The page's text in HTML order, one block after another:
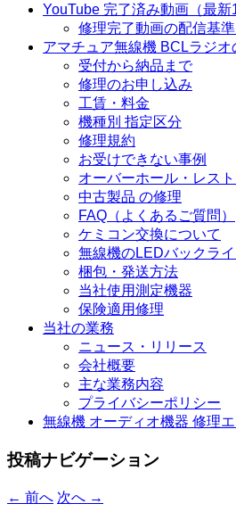
YouTube 完了済み動画（最新
修理完了動画の配信基
アマチュア無線機 BCLラジオ
受付から納品まで
修理のお申し込み
工賃・料金
機種別 指定区分
修理規約
お受けできない事例
オーバーホール・レス
中古製品 の修理
FAQ（よくあるご質問）
ケミコン交換について
無線機のLEDバックラ
梱包・発送方法
当社使用測定機器
保険適用修理
当社の業務
ニュース・リリース
会社概要
主な業務内容
プライバシーポリシー
無線機 オーディオ機器 修理
投稿ナビゲーション
← 前へ 次へ →